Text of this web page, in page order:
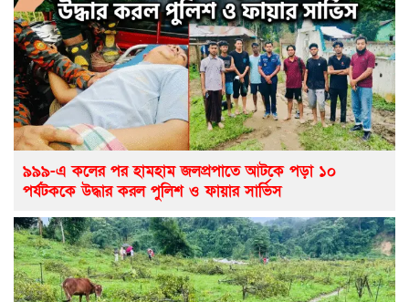
৯৯৯-এ কলের পর হামহাম জলপ্রপাতে আটকে পড়া ১০
পর্যটককে উদ্ধার করল পুলিশ ও ফায়ার সার্ভিস